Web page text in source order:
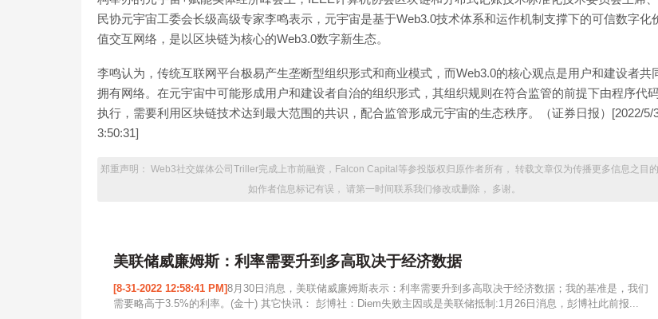
民协元宇宙工委会长级高级专家李鸣表示，元宇宙是基于Web3.0技术体系和运作机制支撑下的可信数字化
值交互网络，是以区块链为核心的Web3.0数字新生态。
李鸣认为，传统互联网平台极易产生垄断型组织形式和商业模式，而Web3.0的核心观点是用户和建设者共
拥有网络。在元宇宙中可能形成用户和建设者自治的组织形式，其组织规则在符合监管的前提下由程序代
执行，需要利用区块链技术达到最大范围的共识，配合监管形成元宇宙的生态秩序。（证券日报）[2022/5/
3:50:31]
郑重声明： Web3社交媒体公司Triller完成上市前融资，Falcon Capital等参投版权归原作者所有， 转载文章仅为传播更多信息之目的
如作者信息标记有误， 请第一时间联系我们修改或删除， 多谢。
美联储威廉姆斯：利率需要升到多高取决于经济数据
[8-31-2022 12:58:41 PM]8月30日消息，美联储威廉姆斯表示：利率需要升到多高取决于经济数据；我的基准是，我们
需要略高于3.5%的利率。(金十) 其它快讯： 彭博社：Diem失败主因或是美联储抵制:1月26日消息，彭博社此前报...